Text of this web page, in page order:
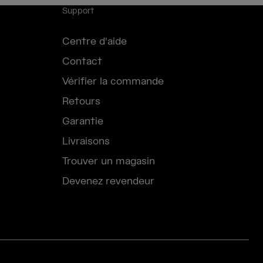
Support
Centre d'aide
Contact
Vérifier la commande
Retours
Garantie
Livraisons
Trouver un magasin
Devenez revendeur